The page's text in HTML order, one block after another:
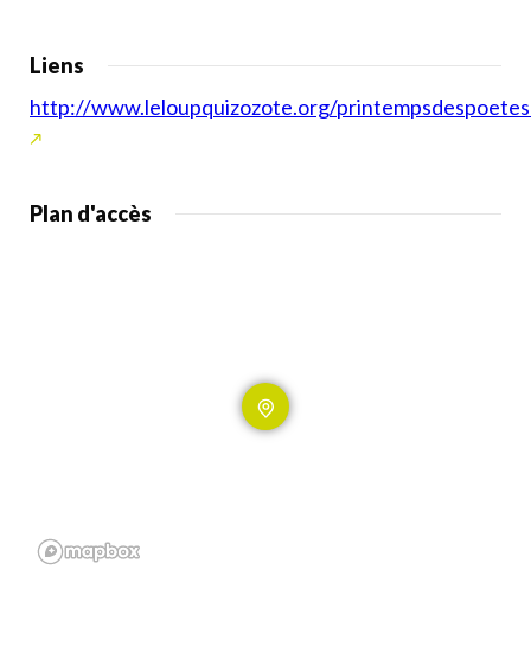
Liens
http://www.leloupquizozote.org/
Plan d'accès